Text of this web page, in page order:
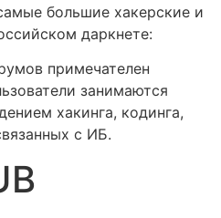
большие хакерские и
даркнете:
примечателен
занимаются
хакинга, кодинга,
с ИБ.